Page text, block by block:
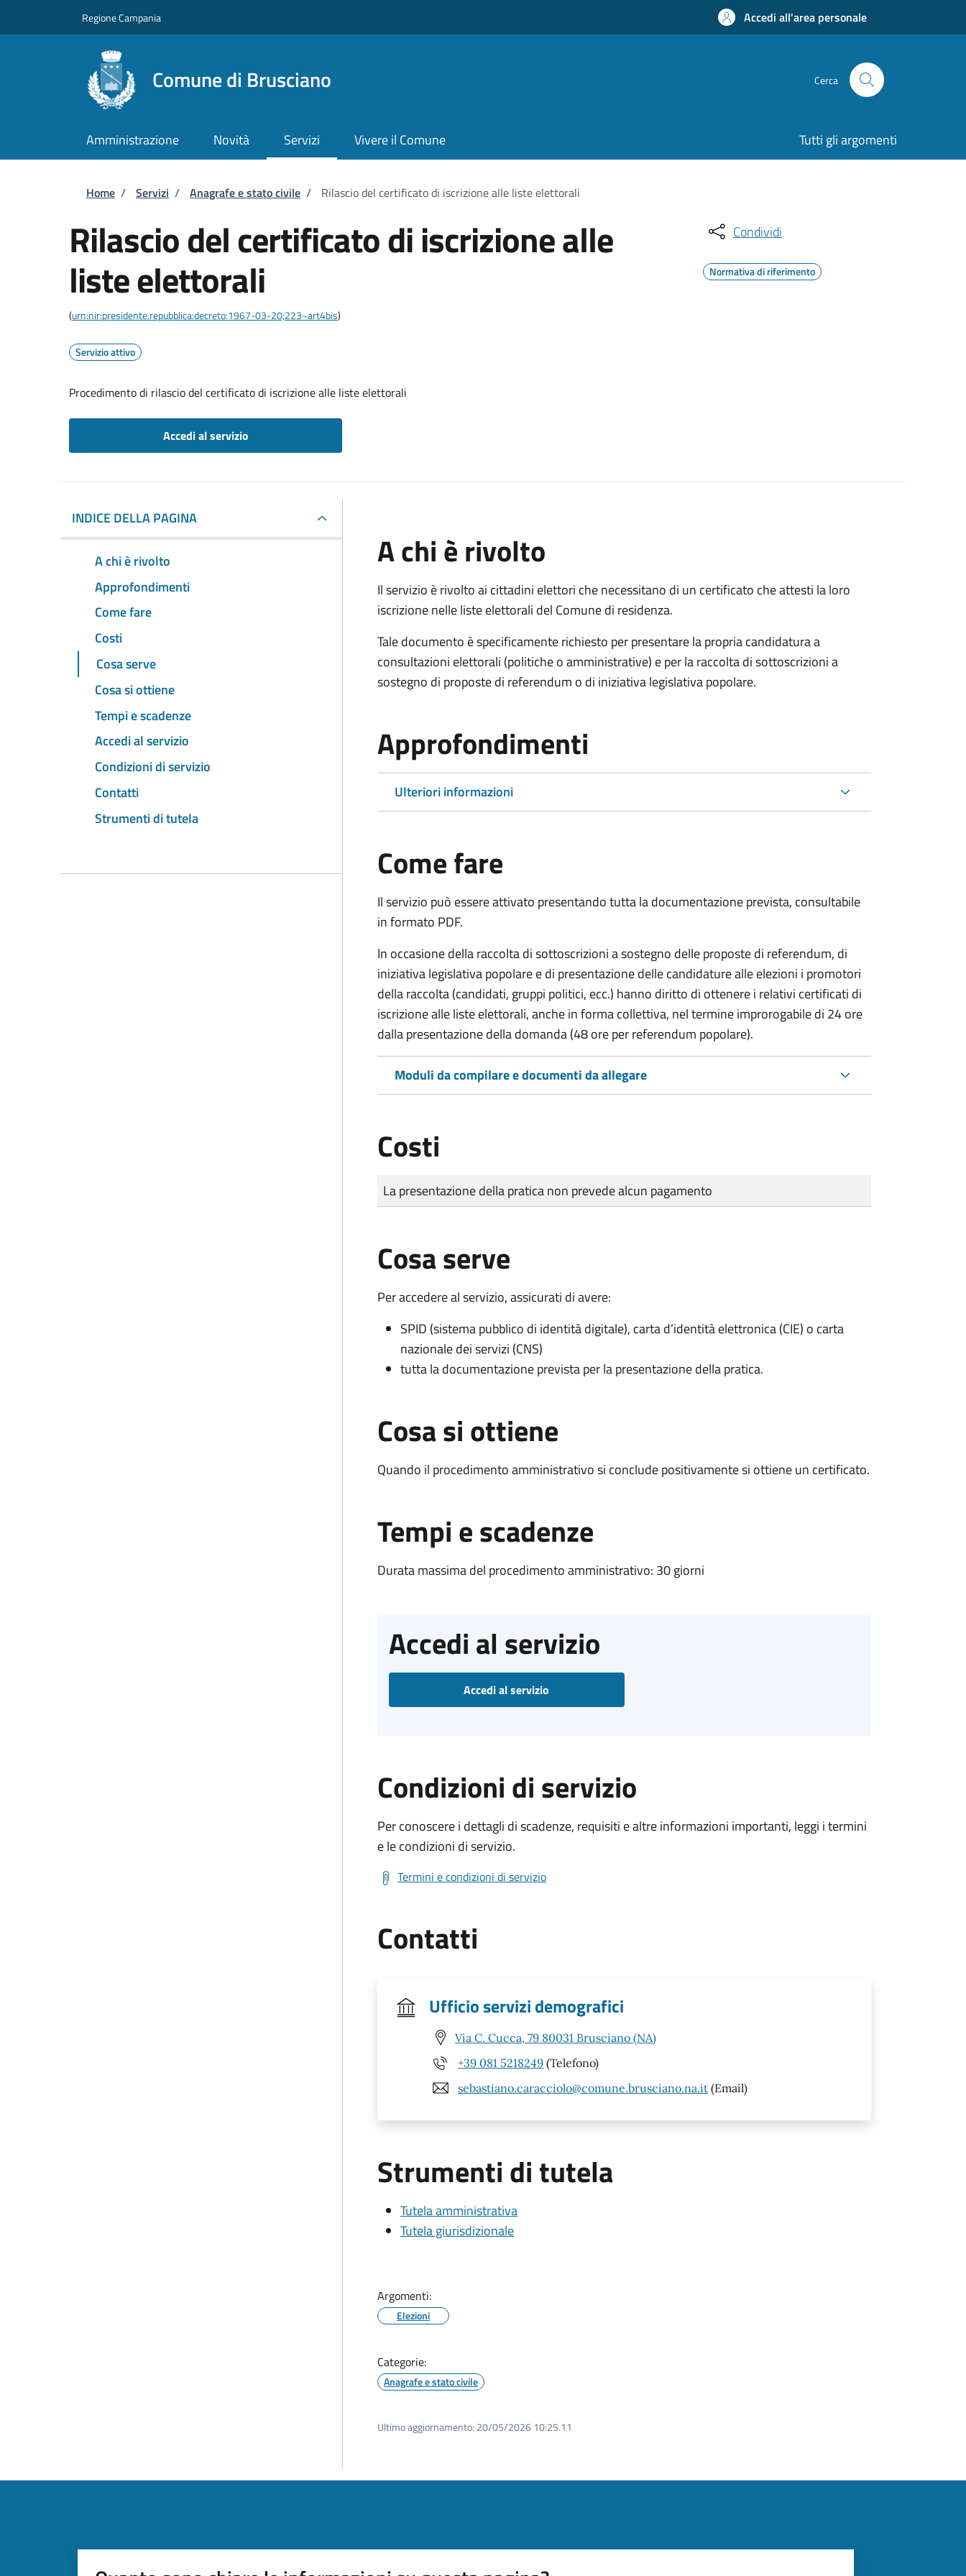
Regione Campania Accedi all'area personale
Comune di Brusciano Cerca
Amministrazione Novità Servizi Vivere il Comune Tutti gli argomenti
Briciole di pane
Home / Servizi / Anagrafe e stato civile / Rilascio del certificato di iscrizione alle liste elettorali
Rilascio del certificato di iscrizione alle
liste elettorali
(urn:nir:presidente.repubblica:decreto:1967-03-20;223~art4bis)
Servizio attivo
Procedimento di rilascio del certificato di iscrizione alle liste elettorali
Accedi al servizio
Condividi
Normativa di riferimento
INDICE DELLA PAGINA
A chi è rivolto
Approfondimenti
Come fare
Costi
Cosa serve
Cosa si ottiene
Tempi e scadenze
Accedi al servizio
Condizioni di servizio
Contatti
Strumenti di tutela
A chi è rivolto
Il servizio è rivolto ai cittadini elettori che necessitano di un certificato che attesti la loro
iscrizione nelle liste elettorali del Comune di residenza.
Tale documento è specificamente richiesto per presentare la propria candidatura a
consultazioni elettorali (politiche o amministrative) e per la raccolta di sottoscrizioni a
sostegno di proposte di referendum o di iniziativa legislativa popolare.
Approfondimenti
Ulteriori informazioni
Come fare
Il servizio può essere attivato presentando tutta la documentazione prevista, consultabile
in formato PDF.
In occasione della raccolta di sottoscrizioni a sostegno delle proposte di referendum, di
iniziativa legislativa popolare e di presentazione delle candidature alle elezioni i promotori
della raccolta (candidati, gruppi politici, ecc.) hanno diritto di ottenere i relativi certificati di
iscrizione alle liste elettorali, anche in forma collettiva, nel termine improrogabile di 24 ore
dalla presentazione della domanda (48 ore per referendum popolare).
Moduli da compilare e documenti da allegare
Costi
Tipo di pagamento
Importo
La presentazione della pratica non prevede alcun pagamento
Cosa serve
Per accedere al servizio, assicurati di avere:
SPID (sistema pubblico di identità digitale), carta d’identità elettronica (CIE) o carta
nazionale dei servizi (CNS)
tutta la documentazione prevista per la presentazione della pratica.
Cosa si ottiene
Quando il procedimento amministrativo si conclude positivamente si ottiene un certificato.
Tempi e scadenze
Durata massima del procedimento amministrativo: 30 giorni
Accedi al servizio
Accedi al servizio
Condizioni di servizio
Per conoscere i dettagli di scadenze, requisiti e altre informazioni importanti, leggi i termini
e le condizioni di servizio.
Termini e condizioni di servizio
Contatti
Ufficio servizi demografici
Via C. Cucca, 79 80031 Brusciano (NA)
+39 081 5218249 (Telefono)
sebastiano.caracciolo@comune.brusciano.na.it (Email)
Strumenti di tutela
Tutela amministrativa
Tutela giurisdizionale
Argomenti:
Elezioni
Categorie:
Anagrafe e stato civile
Ultimo aggiornamento: 20/05/2026 10:25.11